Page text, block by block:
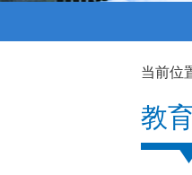
当前位
教